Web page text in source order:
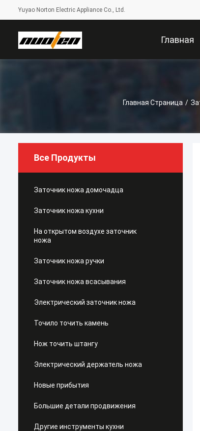
Yuyao Norton Electric Appliance Co., Ltd.
Главная
Главная Страница /
Все Продукты
Заточник ножа домочадца
Заточник ножа кухни
На открытом воздухе заточник
ножа
Заточник ножа ручки
Заточник ножа всасывания
Электрический заточник ножа
Точило точить камень
Нож точить штангу
Электрический держатель ножа
Новые прибытия
Большие детали продвижения
Другие инструменты кухни